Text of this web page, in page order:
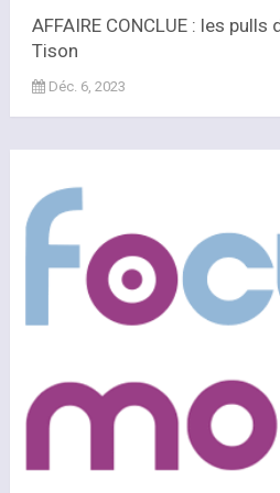
AFFAIRE CONCLUE : les pulls
Tison
Déc. 6, 2023